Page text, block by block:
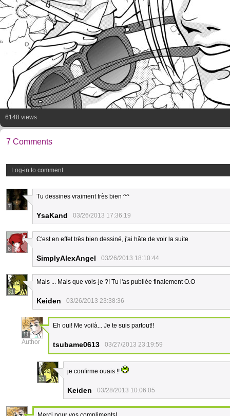
6148 views
7 Comments
Log-in to comment
7
Tu dessines vraiment très bien ^^
YsaKand 03/26/2013 17:36:19
6
C'est en effet très bien dessiné, j'ai hâte de voir la suite
SimplyAlexAngel 03/26/2013 18:10:44
31
Mais ... Mais que vois-je ?! Tu l'as publiée finalement O.O
Keiden 03/26/2013 23:38:36
11
Author
Eh oui! Me voilà... Je te suis partout!!
tsubame0613 03/27/2013 23:19:59
31
je confirme ouais !!
Keiden 03/28/2013 10:06:05